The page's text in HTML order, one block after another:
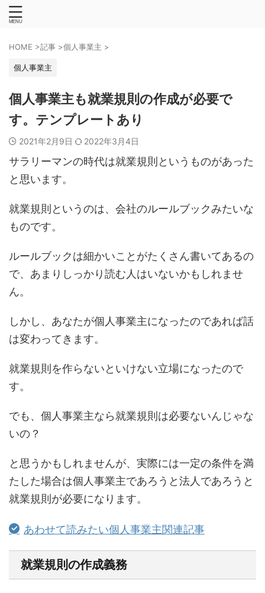
HOME >記事 >個人事業主 >
個人事業主
個人事業主も就業規則の作成が必要で
す。テンプレートあり
2021年2月9日 2022年3月4日
サラリーマンの時代は就業規則というものがあった
と思います。
就業規則というのは、会社のルールブックみたいな
ものです。
ルールブックは細かいことがたくさん書いてあるの
で、あまりしっかり読む人はいないかもしれませ
ん。
しかし、あなたが個人事業主になったのであれば話
は変わってきます。
就業規則を作らないといけない立場になったので
す。
でも、個人事業主なら就業規則は必要ないんじゃな
いの？
と思うかもしれませんが、実際には一定の条件を満
たした場合は個人事業主であろうと法人であろうと
就業規則が必要になります。
あわせて読みたい個人事業主関連記事
就業規則の作成義務